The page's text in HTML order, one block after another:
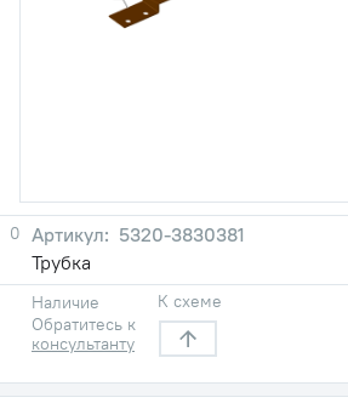
0
5320-3830381
Трубка
Наличие
Обратитесь к
консультанту
К схеме